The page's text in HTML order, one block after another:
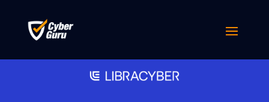
Nessun risultato
ricerca, o utilizza la barra di navigazione qui sopra per